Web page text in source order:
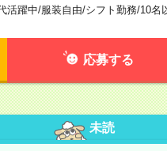
活躍中/服装自由/シフト勤務/10名
応募する
未読